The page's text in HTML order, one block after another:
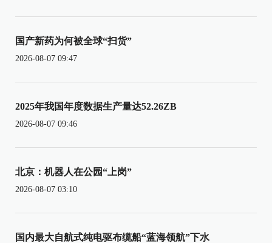
国产新药为何被全球“扫货”
2026-08-07 09:47
2025年我国年度数据生产量达52.26ZB
2026-08-07 09:46
北京：机器人在公园“上岗”
2026-08-07 03:10
国内最大自航式纯电驱布缆船“蓝海领航”下水